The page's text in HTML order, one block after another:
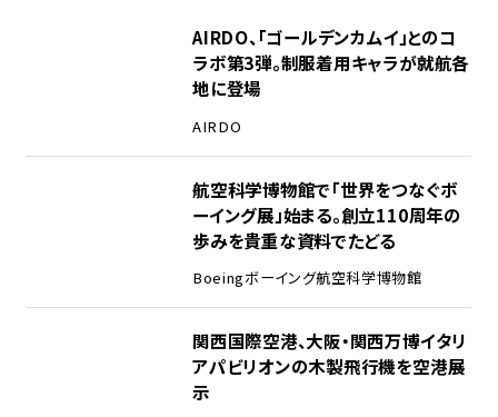
AIRDO、「ゴールデンカムイ」とのコ
ラボ第3弾。制服着用キャラが就航各
地に登場
AIRDO
航空科学博物館で「世界をつなぐボ
ーイング展」始まる。創立110周年の
歩みを貴重な資料でたどる
Boeingボーイング航空科学博物館
関西国際空港、大阪・関西万博イタリ
アパビリオンの木製飛行機を空港展
示